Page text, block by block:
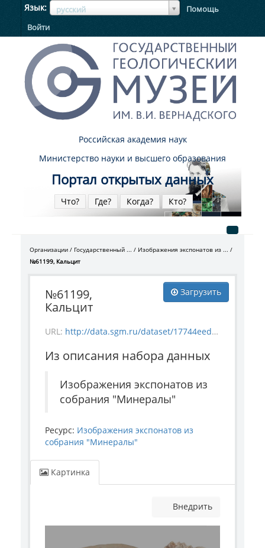
Язык русский
ЯзыкЯзык
Помощь
Войти
Российская академия наук
Министерство науки и высшего образования
Портал открытых данных
Что? Где? Когда? Кто?
Организации Государственный ...
Изображения экспонатов из ...
№61199, Кальцит
Загрузить
№61199,
Кальцит
URL: http://data.sgm.ru/dataset/17744eed-27fa-4a9a-bc72-4e657fa570af/resource/fce49059-4530-47a1-b5ee-72b0e44cc78b/download/mineral_61199.jpg
Из описания набора данных
Изображения экспонатов из
собрания "Минералы"
Ресурс: Изображения экспонатов из
собрания "Минералы"
Картинка
Внедрить